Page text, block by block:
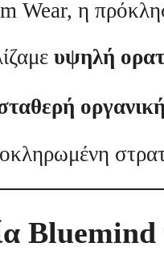
Wear, η
υψηλή
Bluemind